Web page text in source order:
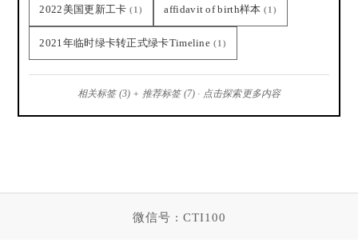
2022美国更新工卡 (1) affidavit of birth样本 (1)
2021年临时绿卡转正式绿卡Timeline (1)
相关标签 (3) + 推荐标签 (7) · 点击探索更多内容
微信号 : CTI100